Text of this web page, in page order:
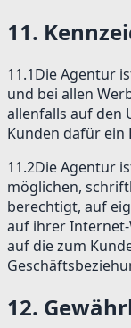
11.
11.1Die Agentur
und bei allen
allenfalls auf den
Kunden dafür ein
11.2Die Agentur
möglichen,
berechtigt, auf
auf ihrer
auf die zum
12.